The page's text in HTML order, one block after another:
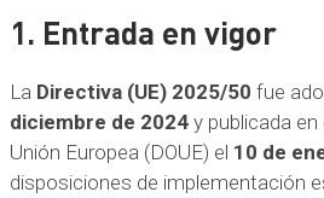
1. Entrada en vigor
La Directiva (UE) 2025/50 fue
diciembre de 2024 y publicada en
Unión Europea (DOUE) el 10 de
disposiciones de implementación